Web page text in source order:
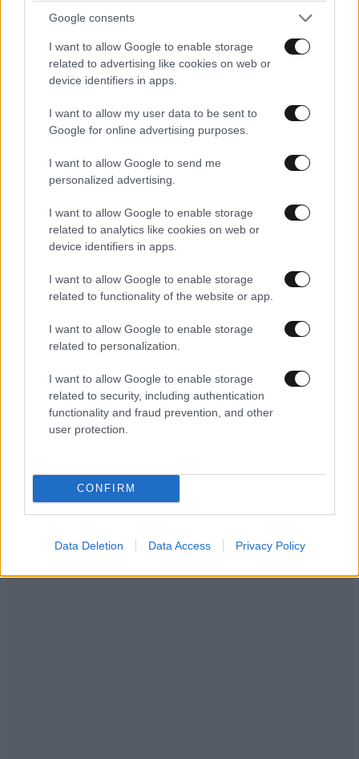
Google consents
I want to allow Google to enable storage
related to advertising like cookies on web or
device identifiers in apps.
I want to allow my user data to be sent to
Google for online advertising purposes.
I want to allow Google to send me
personalized advertising.
I want to allow Google to enable storage
related to analytics like cookies on web or
device identifiers in apps.
I want to allow Google to enable storage
related to functionality of the website or app.
I want to allow Google to enable storage
related to personalization.
I want to allow Google to enable storage
related to security, including authentication
functionality and fraud prevention, and other
user protection.
CONFIRM
Data Deletion Data Access Privacy Policy
δεν μπορει να αποτρέψει το μοιραιον,αν η διατροφη
σαρκες,σαρκες,σαρκες - θα βοηθησει,σιγουρα,αλλα
δεν θα το αποτρεψει.
Απαντήστε
TRENDING
Σαν σήμερα 10 Αυγούστου: Η Ελλάδα αγγίζει
για λίγο το όνειρο «των δύο ηπείρων και των
πέντε θαλασσών»